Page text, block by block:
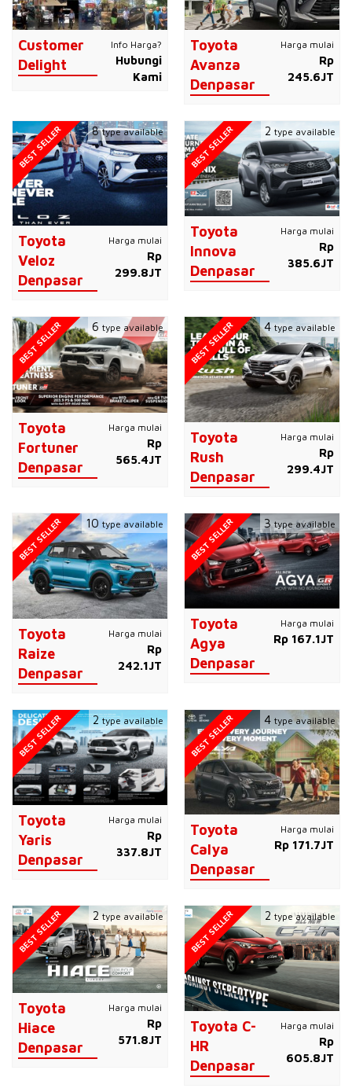
Customer
Delight
Info Harga?
Hubungi
Kami
Toyota
Avanza
Denpasar
Harga mulai
Rp
245.6JT
Toyota
Veloz
Denpasar
Harga mulai
Rp
299.8JT
BEST SELLER 8type available
Toyota
Innova
Denpasar
Harga mulai
Rp
385.6JT
BEST SELLER 2 type available
Toyota
Fortuner
Denpasar
Harga mulai
Rp
565.4JT
BEST SELLER 6 type available
Toyota
Rush
Denpasar
Harga mulai
Rp
299.4JT
BEST SELLER 4type available
Toyota
Raize
Denpasar
Harga mulai
Rp
242.1JT
BEST SELLER 10 type available
Toyota
Agya
Denpasar
Harga mulai
Rp 167.1JT
BEST SELLER 3type available
Toyota
Yaris
Denpasar
Harga mulai
Rp
337.8JT
BEST SELLER 2type available
Toyota
Calya
Denpasar
Harga mulai
Rp 171.7JT
BEST SELLER 4 type available
Toyota
Hiace
Denpasar
Harga mulai
Rp
571.8JT
BEST SELLER 2type available
Toyota C-
HR
Denpasar
Harga mulai
Rp
605.8JT
BEST SELLER 2 type available